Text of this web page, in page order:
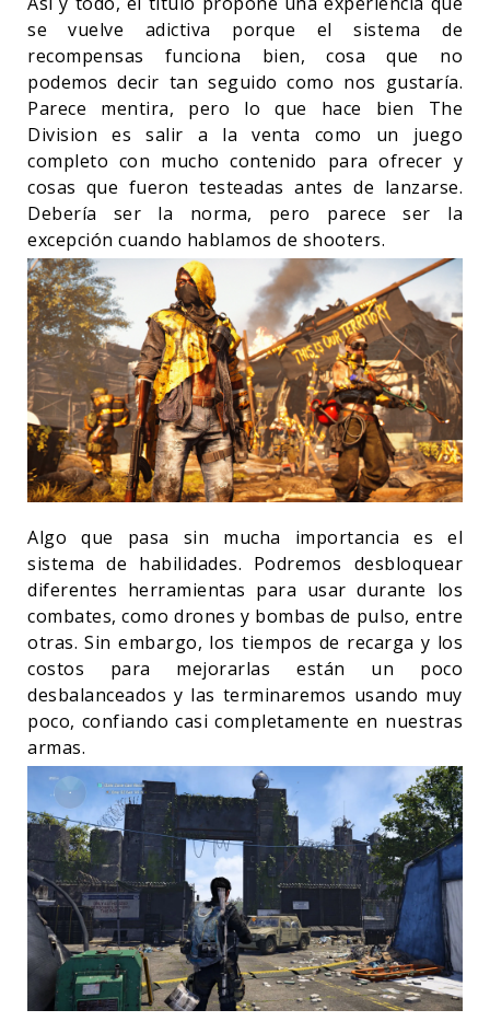
se vuelve adictiva porque el sistema de
recompensas funciona bien, cosa que no
podemos decir tan seguido como nos gustaría.
Parece mentira, pero lo que hace bien The
Division es salir a la venta como un juego
completo con mucho contenido para ofrecer y
cosas que fueron testeadas antes de lanzarse.
Debería ser la norma, pero parece ser la
excepción cuando hablamos de shooters.
Algo que pasa sin mucha importancia es el
sistema de habilidades. Podremos desbloquear
diferentes herramientas para usar durante los
combates, como drones y bombas de pulso, entre
otras. Sin embargo, los tiempos de recarga y los
costos para mejorarlas están un poco
desbalanceados y las terminaremos usando muy
poco, confiando casi completamente en nuestras
armas.